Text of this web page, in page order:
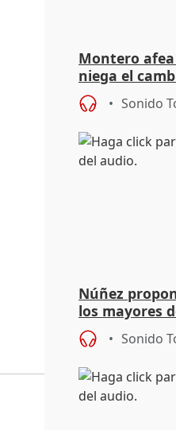
Montero afea
niega el
llevar el
Sonido
Núñez
los mayores
jueves
Sonido